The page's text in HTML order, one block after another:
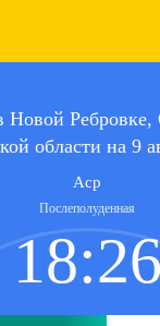
Новой Ребровке,
области на 9
Аср
Послеполуденная